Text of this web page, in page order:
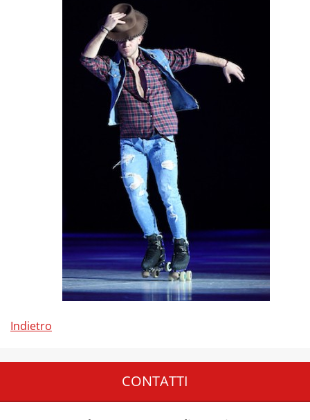
Indietro
CONTATTI